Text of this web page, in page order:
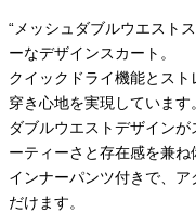
“メッシュダブルウエスト
ーなデザインスカート。
クイックドライ機能とス
穿き心地を実現しています。
ダブルウエストデザイン
ーティーさと存在感を兼ね
インナーパンツ付きで、
だけます。